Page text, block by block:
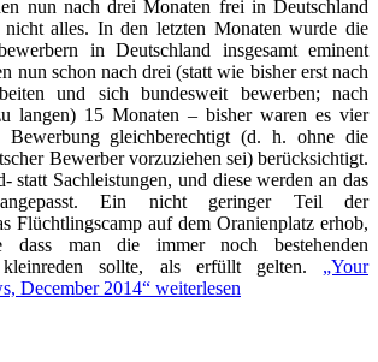
nun nach drei Monaten frei in Deutschland
alles. In den letzten Monaten wurde die
in Deutschland insgesamt eminent
nun schon nach drei (statt wie bisher erst nach
und sich bundesweit bewerben; nach
langen) 15 Monaten – bisher waren es vier
gleichberechtigt (d. h. ohne die
Bewerber vorzuziehen sei) berücksichtigt.
statt Sachleistungen, und diese werden an das
angepasst. Ein nicht geringer Teil der
Flüchtlingscamp auf dem Oranienplatz erhob,
dass man die immer noch bestehenden
kleinreden sollte, als erfüllt gelten. „Your
December 2014“ weiterlesen